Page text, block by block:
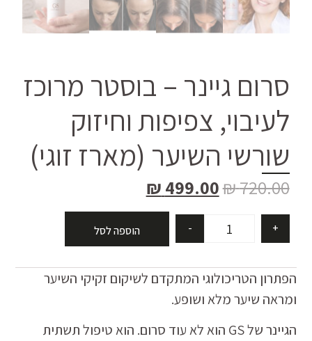
סרום גיינר – בוסטר מרוכז
לעיבוי, צפיפות וחיזוק
שורשי השיער (מארז זוגי)
720.00
₪
499.00
₪
- + הוספה לסל
הפתרון הטריכולוגי המתקדם לשיקום זקיקי השיער
ומראה שיער מלא ושופע.
הגיינר של GS הוא לא עוד סרום. הוא טיפול תשתית